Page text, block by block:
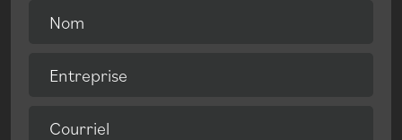
Nom
Entreprise
Courriel